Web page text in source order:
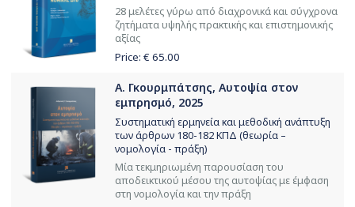
28 μελέτες γύρω από διαχρονικά και σύγχρονα
ζητήματα υψηλής πρακτικής και επιστημονικής
αξίας
Price: € 65.00
Α. Γκουρμπάτσης, Αυτοψία στον
εμπρησμό, 2025
Συστηματική ερμηνεία και μεθοδική ανάπτυξη
των άρθρων 180-182 ΚΠΔ (θεωρία –
νομολογία - πράξη)
Μία τεκμηριωμένη παρουσίαση του
αποδεικτικού μέσου της αυτοψίας με έμφαση
στη νομολογία και την πράξη